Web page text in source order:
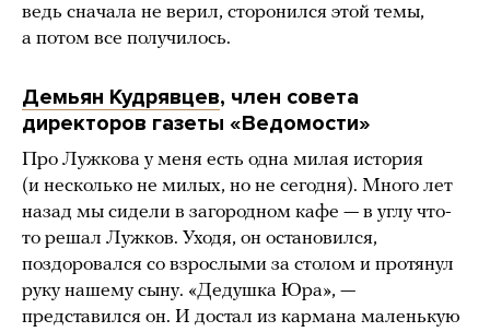
ведь сначала не верил, сторонился этой темы,
а потом все получилось.
Демьян Кудрявцев, член совета
директоров газеты «Ведомости»
Про Лужкова у меня есть одна милая история
(и несколько не милых, но не сегодня). Много лет
назад мы сидели в загородном кафе — в углу что-
то решал Лужков. Уходя, он остановился,
поздоровался со взрослыми за столом и протянул
руку нашему сыну. «Дедушка Юра», —
представился он. И достал из кармана маленькую